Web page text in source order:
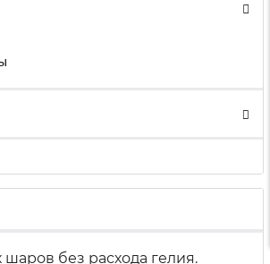
без расхода гелия.